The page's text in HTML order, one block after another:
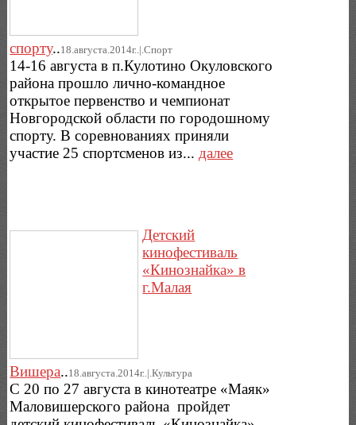
спорту..18.августа.2014г..|.Спорт
14-16 августа в п.Кулотино Окуловского
района прошло лично-командное
открытое первенство и чемпионат
Новгородской области по городошному
спорту. В соревнованиях приняли
участие 25 спортсменов из... далее
Детский
кинофестиваль
«Кинознайка» в
г.Малая
Вишера..18.августа.2014г..|.Культура
С 20 по 27 августа в кинотеатре «Маяк»
Маловишерского района пройдет